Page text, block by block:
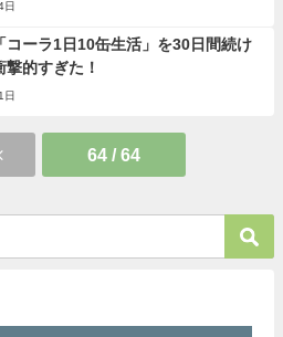
日
コーラ1日10缶生活」を30日間続け
撃的すぎた！
日
64 / 64